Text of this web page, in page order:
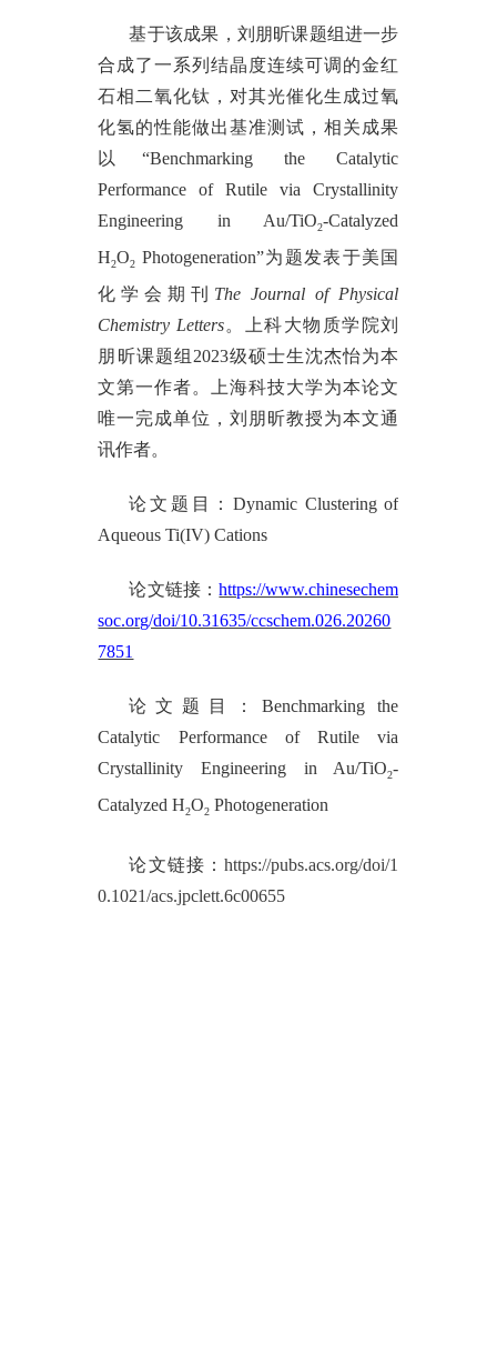
基于该成果，刘朋昕课题组进一步
合成了一系列结晶度连续可调的金红
石相二氧化钛，对其光催化生成过氧
化氢的性能做出基准测试，相关成果
以“Benchmarking the Catalytic
Performance of Rutile via Crystallinity
Engineering in Au/TiO2-Catalyzed
H2O2 Photogeneration”为题发表于美国
化学会期刊 The Journal of Physical
Chemistry Letters。上科大物质学院刘
朋昕课题组 2023级硕士生沈杰怡为本
文第一作者。上海科技大学为本论文
唯一完成单位，刘朋昕教授为本文通
讯作者。
论文题目：Dynamic Clustering of
Aqueous Ti(IV) Cations
论文链接：https://www.chinesechem
soc.org/doi/10.31635/ccschem.026.20260
7851
论文题目： Benchmarking the
Catalytic Performance of Rutile via
Crystallinity Engineering in Au/TiO2-
Catalyzed H2O2 Photogeneration
论文链接：https://pubs.acs.org/doi/1
0.1021/acs.jpclett.6c00655